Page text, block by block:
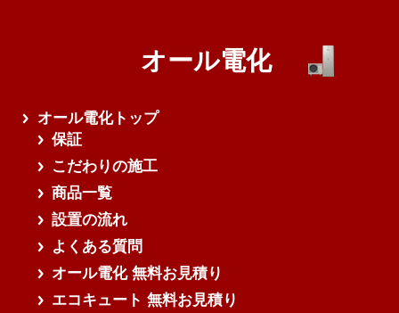
オール電化
オール電化トップ
保証
こだわりの施工
商品一覧
設置の流れ
よくある質問
オール電化 無料お見積り
エコキュート 無料お見積り